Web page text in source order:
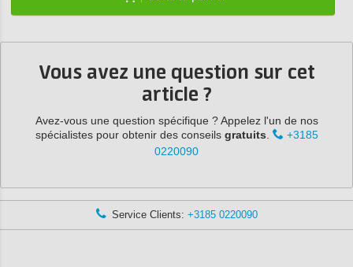
Vous avez une question sur cet
article ?
Avez-vous une question spécifique ? Appelez l'un de nos
spécialistes pour obtenir des conseils gratuits
+3185
0220090
Service Clients: +3185 0220090